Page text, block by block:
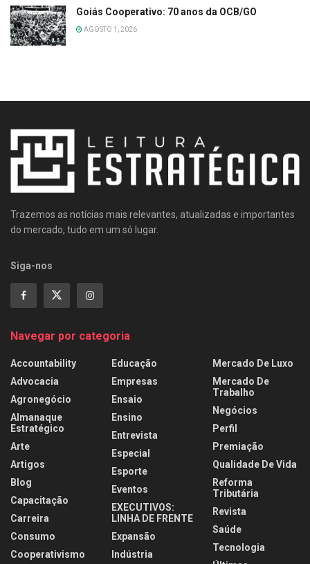
Goiás Cooperativo: 70 anos da OCB/GO
AGOSTO 1, 2026
Trazemos as notícias mais relevantes, atualizadas e importantes
do mercado, tudo em um só lugar.
Siga-nos
Navegar por categoria
Accountability
Advocacia
Agronegócio
Almanaque
Estratégico
Arte
Artigos
Blog
Capacitação
Carreira
Consumo
Cooperativismo
Educação
Empresas
Ensaio
Ensino
Entrevista
Especial
Esporte
Eventos
EXECUTIVOS:
LINHA DE FRENTE
Expansão
Indústria
Mercado De Luxo
Mercado De
Trabalho
Negócios
Perfil
Premiação
Qualidade De Vida
Reforma
Tributária
Revista
Saúde
Tecnologia